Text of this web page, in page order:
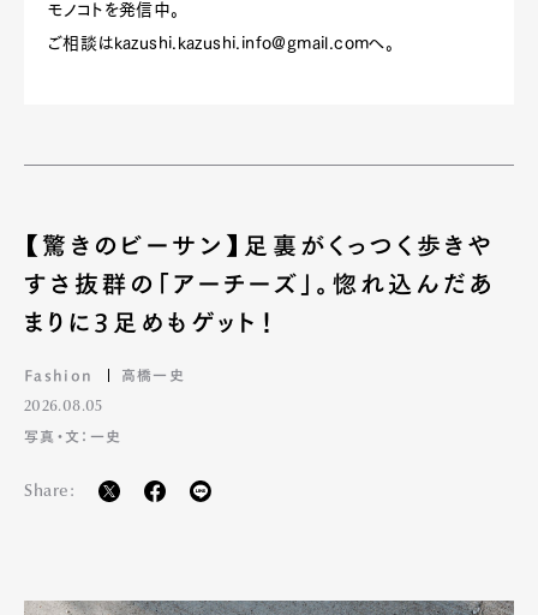
モノコトを発信中。
ご相談は kazushi.kazushi.info@gmail.comへ。
【驚きのビーサン】足裏がくっつく歩きや
すさ抜群の「アーチーズ」。惚れ込んだあ
まりに3足めもゲット！
Fashion 高橋一史
2026.08.05
写真・文：一史
Share: